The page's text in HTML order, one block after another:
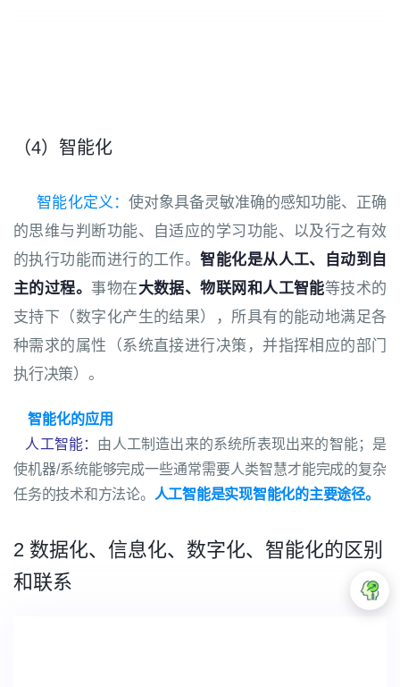
（4）智能化
智能化定义：使对象具备灵敏准确的感知功能、正确
的思维与判断功能、自适应的学习功能、以及行之有效
的执行功能而进行的工作。智能化是从人工、自动到自
主的过程。事物在大数据、物联网和人工智能等技术的
支持下（数字化产生的结果），所具有的能动地满足各
种需求的属性（系统直接进行决策，并指挥相应的部门
执行决策）。
智能化的应用
人工智能： 由人工制造出来的系统所表现出来的智能；是
使机器/系统能够完成一些通常需要人类智慧才能完成的复杂
任务的技术和方法论。 人工智能是实现智能化的主要途径。
2 数据化、信息化、数字化、智能化的区别
和联系